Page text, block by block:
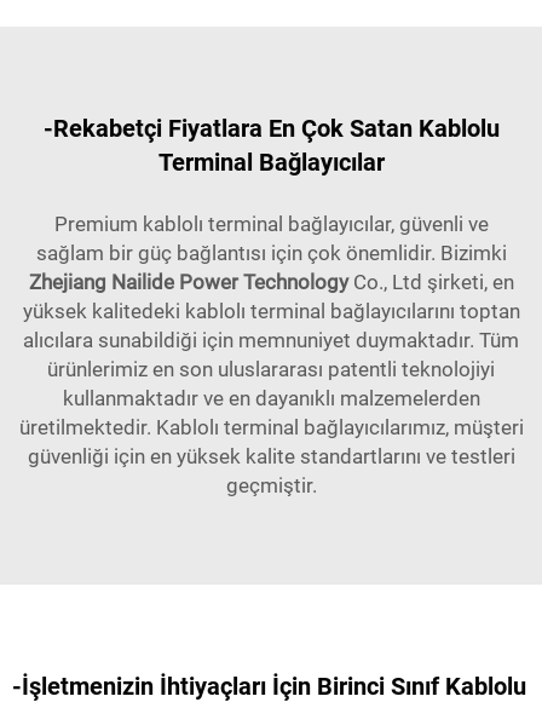
-Rekabetçi Fiyatlara En Çok Satan Kablolu
Terminal Bağlayıcılar
Premium kablolı terminal bağlayıcılar, güvenli ve
sağlam bir güç bağlantısı için çok önemlidir. Bizimki
Zhejiang Nailide Power Technology Co., Ltd şirketi, en
yüksek kalitedeki kablolı terminal bağlayıcılarını toptan
alıcılara sunabildiği için memnuniyet duymaktadır. Tüm
ürünlerimiz en son uluslararası patentli teknolojiyi
kullanmaktadır ve en dayanıklı malzemelerden
üretilmektedir. Kablolı terminal bağlayıcılarımız, müşteri
güvenliği için en yüksek kalite standartlarını ve testleri
geçmiştir.
-İşletmenizin İhtiyaçları İçin Birinci Sınıf Kablolu